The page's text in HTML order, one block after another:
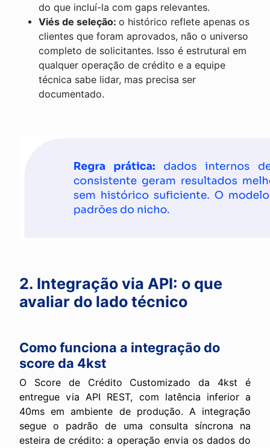
do que incluí-la com gaps relevantes.
Viés de seleção: o histórico reflete apenas os
clientes que foram aprovados, não o universo
completo de solicitantes. Isso é estrutural em
qualquer operação de crédito e a equipe
técnica sabe lidar, mas precisa ser
documentado.
2. Integração via API: o que
avaliar do lado técnico
Como funciona a integração do
score da 4kst
O Score de Crédito Customizado da 4kst é
entregue via API REST, com latência inferior a
40ms em ambiente de produção. A integração
segue o padrão de uma consulta síncrona na
esteira de crédito: a operação envia os dados do